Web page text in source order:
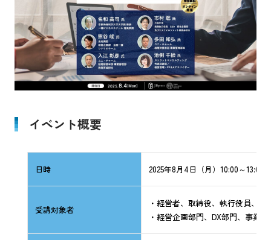
イベント概要
日時 2025年8月4日（月）10:00～13:05
受講対象者
・経営者、取締役、執行役員、
・経営企画部門、DX部門、事業